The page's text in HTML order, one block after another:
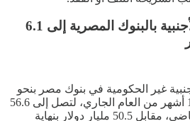
إرتفاع ودائع العملات الأجنبية بالبنوك المصرية إلى 6.1
غير الحكومية في بنوك مصر بنحو
6.1 مليار دولار خلال أول 10 أشهر من العام الجاري، لتصل إلى 56.6
مليار دولار بنهاية أكتوبر الماضي، مقابل 50.5 مليار دولار بنهاية